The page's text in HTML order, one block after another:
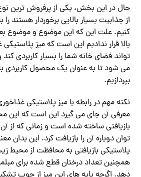
حال در این بخش، یکی از پرفروش ترین
از جذابیت بسیار بالایی برخوردار هستند
کنیم. علت این که این موضوع و موضوع
بالا قرار ندادیم این است که میز
تواند فضای خانه شما را بسیار کاربردی
می شود تا به عنوان یک محصول کاربردی
بپردازیم.
نکته مهم در رابطه با میز پلاستیکی
معرفی آن جای می گیرد این است که این
بازیافتی ساخته شده‌ است و زمانی که از
توان دوباره آن را بازیافت کرد. این بدان
پلاستیکی بازیافتی به محافظت از محیط
همچنین تعداد درختان قطع شده برای